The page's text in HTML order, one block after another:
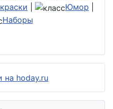
Юмор
Наборы